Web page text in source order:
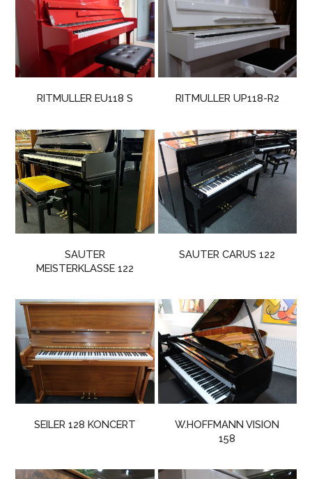
RITMULLER EU118 S RITMULLER UP118-R2
SAUTER
MEISTERKLASSE 122
SAUTER CARUS 122
SEILER 128 KONCERT
W.HOFFMANN VISION
158